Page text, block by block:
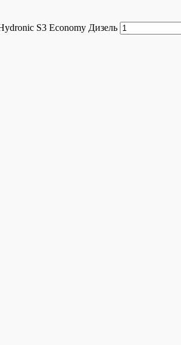
S3 Economy Дизель